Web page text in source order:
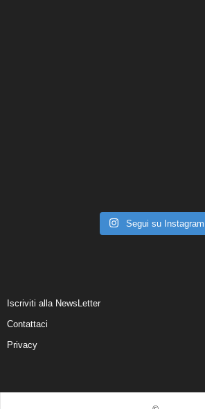
Segui su Instagram
Iscriviti alla NewsLetter
Contattaci
Privacy